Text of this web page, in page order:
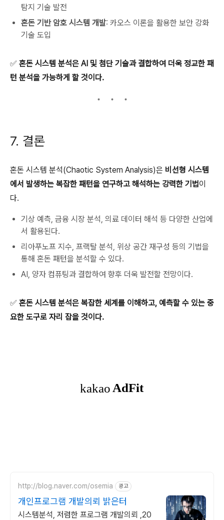
탐지 기술 발전
혼돈 기반 암호 시스템 개발: 카오스 이론을 활용한 보안 강화
기술 도입
✅ 혼돈 시스템 분석은 AI 및 첨단 기술과 결합하여 더욱 정교한 패
턴 분석을 가능하게 할 것이다.
7. 결론
혼돈 시스템 분석(Chaotic System Analysis)은 비선형 시스템
에서 발생하는 복잡한 패턴을 연구하고 해석하는 강력한 기법 이
다.
기상 예측, 금융 시장 분석, 의료 데이터 해석 등 다양한 산업에
서 활용된다.
리아푸노프 지수, 프랙탈 분석, 위상 공간 재구성 등의 기법을
통해 혼돈 패턴을 분석할 수 있다.
AI, 양자 컴퓨팅과 결합하여 향후 더욱 발전할 전망이다.
✅ 혼돈 시스템 분석은 복잡한 세계를 이해하고, 예측할 수 있는 중
요한 도구로 자리 잡을 것이다.
http://blog.naver.com/osemia 광고
개인프로그램 개발의뢰 밝은터
시스템분석, 저렴한 프로그램 개발의뢰 ,20